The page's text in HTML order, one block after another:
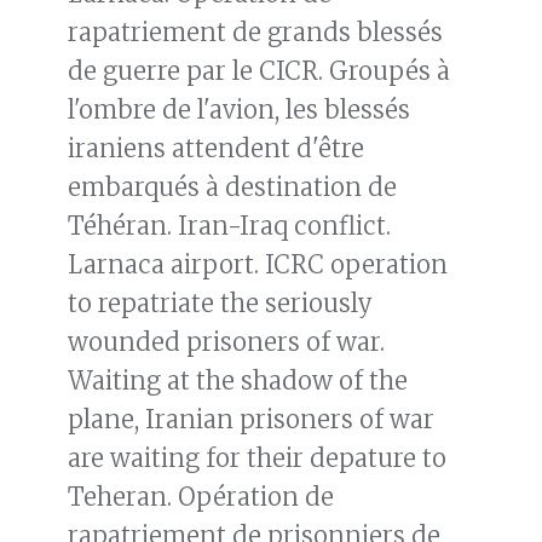
rapatriement de grands blessés
de guerre par le CICR. Groupés à
l'ombre de l'avion, les blessés
iraniens attendent d'être
embarqués à destination de
Téhéran. Iran-Iraq conflict.
Larnaca airport. ICRC operation
to repatriate the seriously
wounded prisoners of war.
Waiting at the shadow of the
plane, Iranian prisoners of war
are waiting for their depature to
Teheran. Opération de
rapatriement de prisonniers de